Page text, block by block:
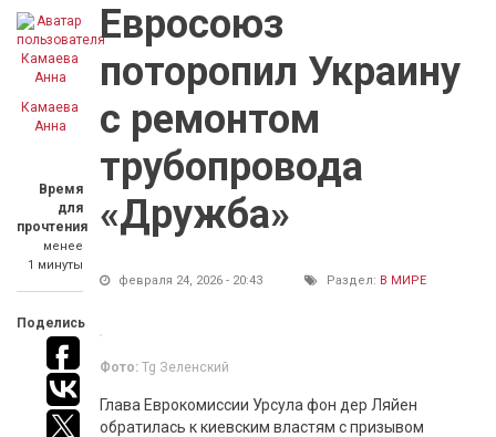
Камаева
Анна
Время
для
прочтения
менее
1 минуты
Поделись
Евросоюз
поторопил Украину
с ремонтом
трубопровода
«Дружба»
февраля 24, 2026 - 20:43 Раздел: В МИРЕ
Фото: Tg Зеленский
Глава Еврокомиссии Урсула фон дер Ляйен
обратилась к киевским властям с призывом